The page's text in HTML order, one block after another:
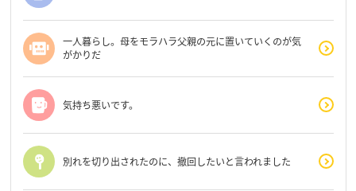
一人暮らし。母をモラハラ父親の元に置いていくのが気
がかりだ
気持ち悪いです。
別れを切り出されたのに、撤回したいと言われました